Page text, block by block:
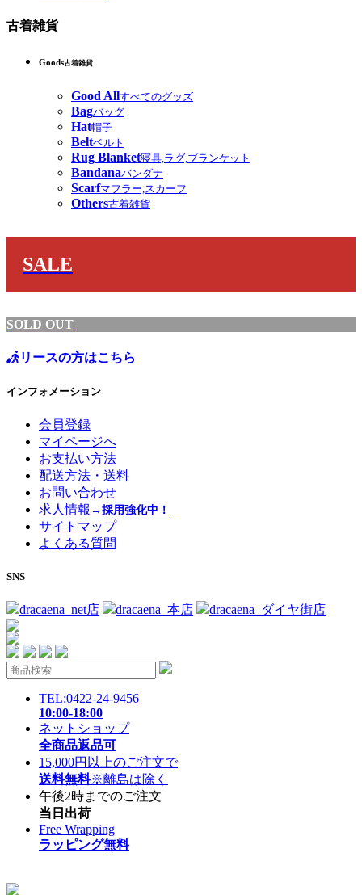
古着雑貨
Goods古着雑貨
Good Allすべてのグッズ
Bagバッグ
Hat帽子
Beltベルト
Rug Blanket寝具,ラグ,ブランケット
Bandanaバンダナ
Scarfマフラー,スカーフ
Others古着雑貨
SALE
SOLD OUT
リースの方はこちら
インフォメーション
会員登録
マイページへ
お支払い方法
配送方法・送料
お問い合わせ
求人情報 →採用強化中！
サイトマップ
よくある質問
SNS
dracaena_net店 dracaena_本店 dracaena_ダイヤ街店
TEL:0422-24-9456
10:00-18:00
ネットショップ
全商品返品可
15,000円以上のご注文で
送料無料※離島は除く
午後2時までのご注文
当日出荷
Free Wrapping
ラッピング無料